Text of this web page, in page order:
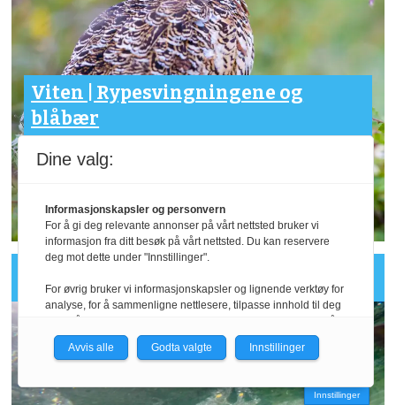
Viten | Rypesvingningene og
blåbær
Blåbær avgjørende også
for lirypa?
Innstillinger
Dine valg:
Informasjonskapsler og personvern
For å gi deg relevante annonser på vårt nettsted bruker vi
informasjon fra ditt besøk på vårt nettsted. Du kan reservere
deg mot dette under "Innstillinger".
For øvrig bruker vi informasjonskapsler og lignende verktøy for
analyse, for å sammenligne nettlesere, tilpasse innhold til deg
personvernerklæring.
du få relevante annonser på nettstedene til medlemmene i
nettverket basert på informasjon fra dine besøk på tvers av
Avvis alle Godta valgte Innstillinger